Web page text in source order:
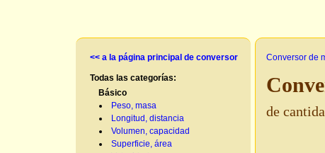
<< a la página principal de conversor
Todas las categorías:
Básico
Peso, masa
Longitud, distancia
Volumen, capacidad
Superficie, área
Conversor de
de